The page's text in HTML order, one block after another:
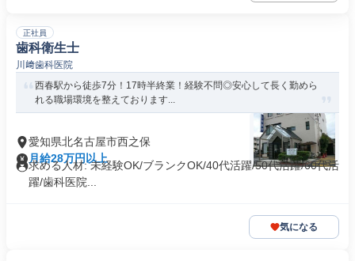
正社員
歯科衛生士
川﨑歯科医院
西春駅から徒歩7分！17時半終業！経験不問◎安心して長く勤めら
れる職場環境を整えております...
愛知県北名古屋市西之保
月給28万円以上
求める人材: 未経験OK/ブランクOK/40代活躍/50代活躍/60代活
躍/歯科医院...
気になる